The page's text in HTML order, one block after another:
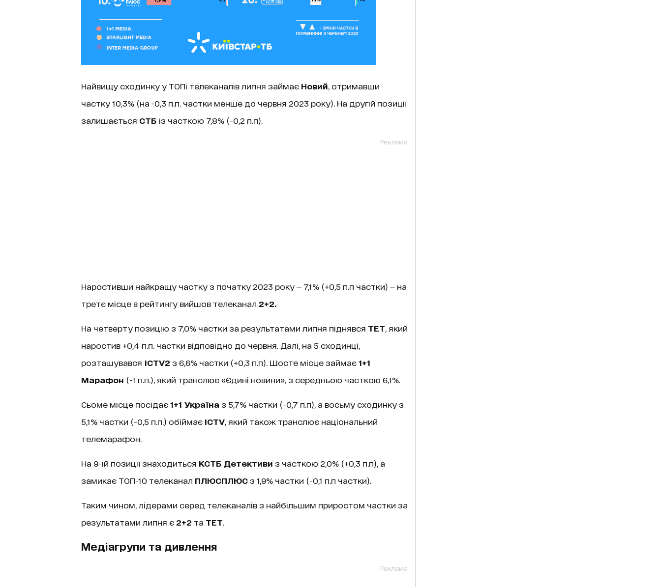
Найвищу сходинку у ТОПі телеканалів липня займає Новий , отримавши
частку 10,3% (на -0,3 п.п. частки менше до червня 2023 року). На другій позиції
залишається СТБ із часткою 7,8% (-0,2 п.п).
Реклама
Наростивши найкращу частку з початку 2023 року — 7,1% (+0,5 п.п частки) — на
третє місце в рейтингу вийшов телеканал 2+2.
На четверту позицію з 7,0% частки за результатами липня піднявся ТЕТ , який
наростив +0,4 п.п. частки відповідно до червня. Далі, на 5 сходинці,
розташувався ICTV2 з 6,6% частки (+0,3 п.п). Шосте місце займає 1+1
Марафон (-1 п.п.), який транслює «Єдині новини», з середньою часткою 6,1%.
Сьоме місце посідає 1+1 Україна з 5,7% частки (-0,7 п.п), а восьму сходинку з
5,1% частки (-0,5 п.п.) обіймає ICTV, який також транслює національний
телемарафон.
На 9-ій позиції знаходиться КСТБ Детективи з часткою 2,0% (+0,3 п.п), а
замикає ТОП-10 телеканал ПЛЮСПЛЮСз 1,9% частки (-0,1 п.п частки).
Таким чином, лідерами серед телеканалів з найбільшим приростом частки за
результатами липня є 2+2 та ТЕТ
Медіагрупи та дивлення
Реклама